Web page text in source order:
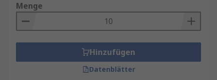
Menge
Hinzufügen
Datenblätter